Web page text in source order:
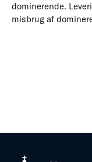
dominerende.
misbrug af